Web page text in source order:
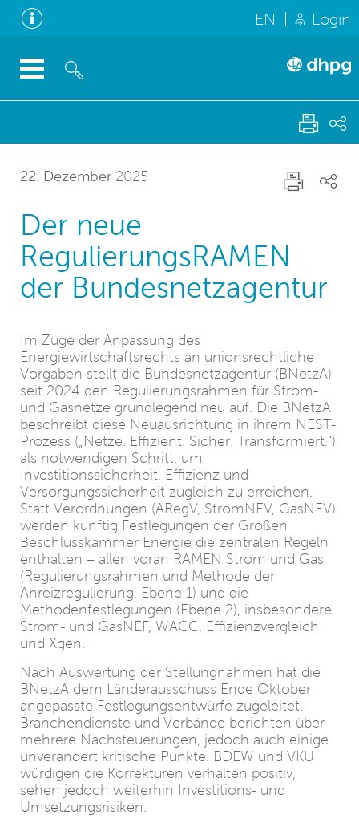
EN Login
22. Dezember 2025
Der neue
RegulierungsRAMEN
der Bundesnetzagentur
Im Zuge der Anpassung des
Energiewirtschaftsrechts an unionsrechtliche
Vorgaben stellt die Bundesnetzagentur (BNetzA)
seit 2024 den Regulierungsrahmen für Strom-
und Gasnetze grundlegend neu auf. Die BNetzA
beschreibt diese Neuausrichtung in ihrem NEST-
Prozess („Netze. Effizient. Sicher. Transformiert.“)
als notwendigen Schritt, um
Investitionssicherheit, Effizienz und
Versorgungssicherheit zugleich zu erreichen.
Statt Verordnungen (ARegV, StromNEV, GasNEV)
werden künftig Festlegungen der Großen
Beschlusskammer Energie die zentralen Regeln
enthalten – allen voran RAMEN Strom und Gas
(Regulierungsrahmen und Methode der
Anreizregulierung, Ebene 1) und die
Methodenfestlegungen (Ebene 2), insbesondere
Strom- und GasNEF, WACC, Effizienzvergleich
und Xgen.
Nach Auswertung der Stellungnahmen hat die
BNetzA dem Länderausschuss Ende Oktober
angepasste Festlegungsentwürfe zugeleitet.
Branchendienste und Verbände berichten über
mehrere Nachsteuerungen, jedoch auch einige
unverändert kritische Punkte. BDEW und VKU
würdigen die Korrekturen verhalten positiv,
sehen jedoch weiterhin Investitions- und
Umsetzungsrisiken.